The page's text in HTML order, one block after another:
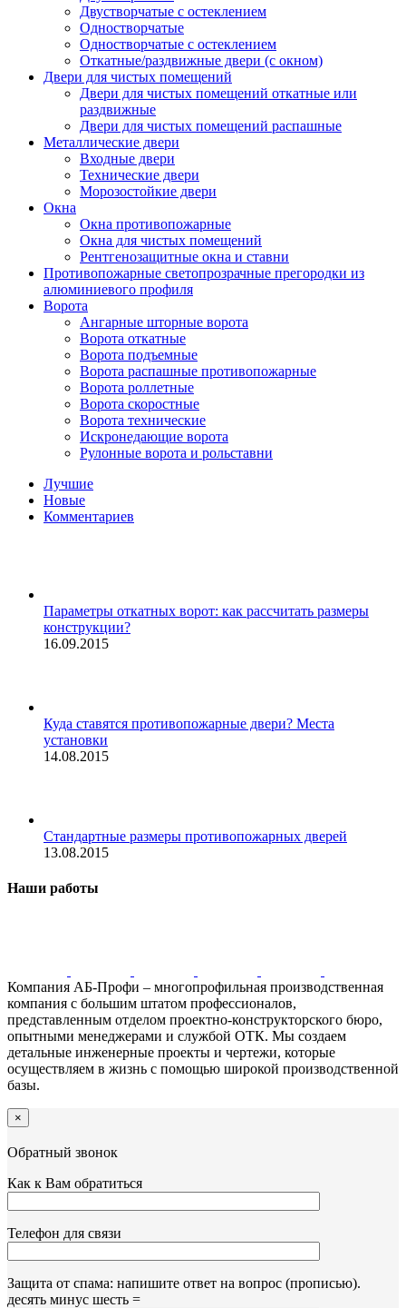
Двустворчатые с остеклением
Одностворчатые
Одностворчатые с остеклением
Откатные/раздвижные двери (с окном)
Двери для чистых помещений
Двери для чистых помещений откатные или
раздвижные
Двери для чистых помещений распашные
Металлические двери
Входные двери
Технические двери
Морозостойкие двери
Окна
Окна противопожарные
Окна для чистых помещений
Рентгенозащитные окна и ставни
Противопожарные светопрозрачные прегородки из
алюминиевого профиля
Ворота
Ангарные шторные ворота
Ворота откатные
Ворота подъемные
Ворота распашные противопожарные
Ворота роллетные
Ворота скоростные
Ворота технические
Искронедающие ворота
Рулонные ворота и рольставни
Лучшие
Новые
Комментариев
Параметры откатных ворот: как рассчитать размеры
конструкции?
16.09.2015
Куда ставятся противопожарные двери? Места
установки
14.08.2015
Стандартные размеры противопожарных дверей
13.08.2015
Наши работы
Компания АБ-Профи – многопрофильная производственная
компания с большим штатом профессионалов,
представленным отделом проектно-конструкторского бюро,
опытными менеджерами и службой ОТК. Мы создаем
детальные инженерные проекты и чертежи, которые
осуществляем в жизнь с помощью широкой производственной
базы.
×
Обратный звонок
Как к Вам обратиться
Телефон для связи
Защита от спама: напишите ответ на вопрос (прописью).
десять минус шесть =